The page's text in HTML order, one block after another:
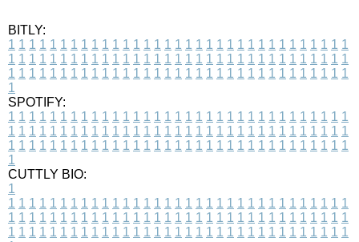
BITLY:
1 1 1 1 1 1 1 1 1 1 1 1 1 1 1 1 1 1 1 1 1 1 1 1 1 1 1 1 1 1 1 1 1
1 1 1 1 1 1 1 1 1 1 1 1 1 1 1 1 1 1 1 1 1 1 1 1 1 1 1 1 1 1 1 1 1
1 1 1 1 1 1 1 1 1 1 1 1 1 1 1 1 1 1 1 1 1 1 1 1 1 1 1 1 1 1 1 1 1
1
SPOTIFY:
1 1 1 1 1 1 1 1 1 1 1 1 1 1 1 1 1 1 1 1 1 1 1 1 1 1 1 1 1 1 1 1 1
1 1 1 1 1 1 1 1 1 1 1 1 1 1 1 1 1 1 1 1 1 1 1 1 1 1 1 1 1 1 1 1 1
1 1 1 1 1 1 1 1 1 1 1 1 1 1 1 1 1 1 1 1 1 1 1 1 1 1 1 1 1 1 1 1 1
1
CUTTLY BIO:
1
1 1 1 1 1 1 1 1 1 1 1 1 1 1 1 1 1 1 1 1 1 1 1 1 1 1 1 1 1 1 1 1 1
1 1 1 1 1 1 1 1 1 1 1 1 1 1 1 1 1 1 1 1 1 1 1 1 1 1 1 1 1 1 1 1 1
1 1 1 1 1 1 1 1 1 1 1 1 1 1 1 1 1 1 1 1 1 1 1 1 1 1 1 1 1 1 1 1 1